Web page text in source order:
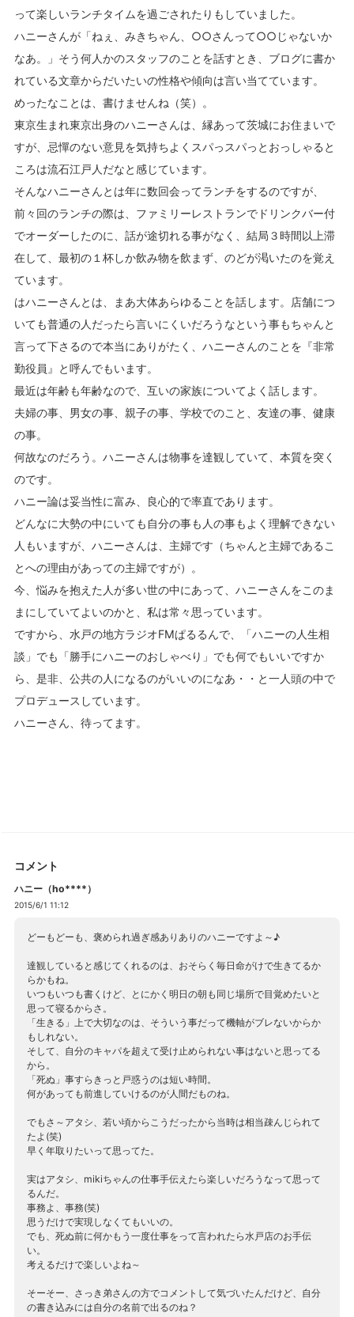
って楽しいランチタイムを過ごされたりもしていました。
ハニーさんが「ねぇ、みきちゃん、○○さんって○○じゃないか
なあ。」そう何人かのスタッフのことを話すとき、ブログに書か
れている文章からだいたいの性格や傾向は言い当てています。
めったなことは、書けませんね（笑）。
東京生まれ東京出身のハニーさんは、縁あって茨城にお住まいで
すが、忌憚のない意見を気持ちよくスパっスパっとおっしゃると
ころは流石江戸人だなと感じています。
そんなハニーさんとは年に数回会ってランチをするのですが、
前々回のランチの際は、ファミリーレストランでドリンクバー付
でオーダーしたのに、話が途切れる事がなく、結局３時間以上滞
在して、最初の１杯しか飲み物を飲まず、のどが渇いたのを覚え
ています。
はハニーさんとは、まあ大体あらゆることを話します。店舗につ
いても普通の人だったら言いにくいだろうなという事もちゃんと
言って下さるので本当にありがたく、ハニーさんのことを『非常
勤役員』と呼んでもいます。
最近は年齢も年齢なので、互いの家族についてよく話します。
夫婦の事、男女の事、親子の事、学校でのこと、友達の事、健康
の事。
何故なのだろう。ハニーさんは物事を達観していて、本質を突く
のです。
ハニー論は妥当性に富み、良心的で率直であります。
どんなに大勢の中にいても自分の事も人の事もよく理解できない
人もいますが、ハニーさんは、主婦です（ちゃんと主婦であるこ
とへの理由があっての主婦ですが）。
今、悩みを抱えた人が多い世の中にあって、ハニーさんをこのま
まにしていてよいのかと、私は常々思っています。
ですから、水戸の地方ラジオFMぱるるんで、「ハニーの人生相
談」でも「勝手にハニーのおしゃべり」でも何でもいいですか
ら、是非、公共の人になるのがいいのになあ・・と一人頭の中で
プロデュースしています。
ハニーさん、待ってます。
コメント
ハニー（ho****）
2015/6/1 11:12
どーもどーも、褒められ過ぎ感ありありのハニーですよ～♪
達観していると感じてくれるのは、おそらく毎日命がけで生きてるか
らかもね。
いつもいつも書くけど、とにかく明日の朝も同じ場所で目覚めたいと
思って寝るからさ。
「生きる」上で大切なのは、そういう事だって機軸がブレないからか
もしれない。
そして、自分のキャパを超えて受け止められない事はないと思ってる
から。
「死ぬ」事すらきっと戸惑うのは短い時間。
何があっても前進していけるのが人間だものね。
でもさ～アタシ、若い頃からこうだったから当時は相当疎んじられて
たよ(笑)
早く年取りたいって思ってた。
実はアタシ、mikiちゃんの仕事手伝えたら楽しいだろうなって思って
るんだ。
事務よ、事務(笑)
思うだけで実現しなくてもいいの。
でも、死ぬ前に何かもう一度仕事をって言われたら水戸店のお手伝
い。
考えるだけで楽しいよね～
そーそー、さっき弟さんの方でコメントして気づいたんだけど、自分
の書き込みには自分の名前で出るのね？